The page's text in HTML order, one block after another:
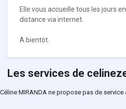
Elle vous accueille tous les jours
distance via internet.
A bientôt.
Les services de
Céline MIRANDA ne propose pas de service